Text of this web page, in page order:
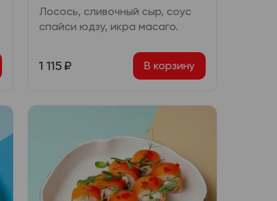
Лосось, сливочный сыр, соус
спайси юдзу, икра масаго.
1 115 ₽ В корзину